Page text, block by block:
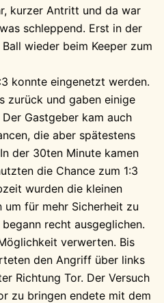
kurzer Antritt und da war
schleppend. Erst in der
wieder beim Keeper zum
konnte eingenetzt werden.
zurück und gaben einige
Gastgeber kam auch
die aber spätestens
der 30ten Minute kamen
die Chance zum 1:3
wurden die kleinen
für mehr Sicherheit zu
recht ausgeglichen.
verwerten. Bis
den Angriff über links
Richtung Tor. Der Versuch
zu bringen endete mit dem